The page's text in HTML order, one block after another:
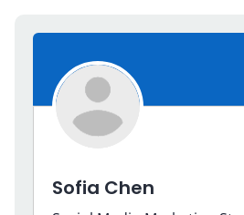
Sofia Chen